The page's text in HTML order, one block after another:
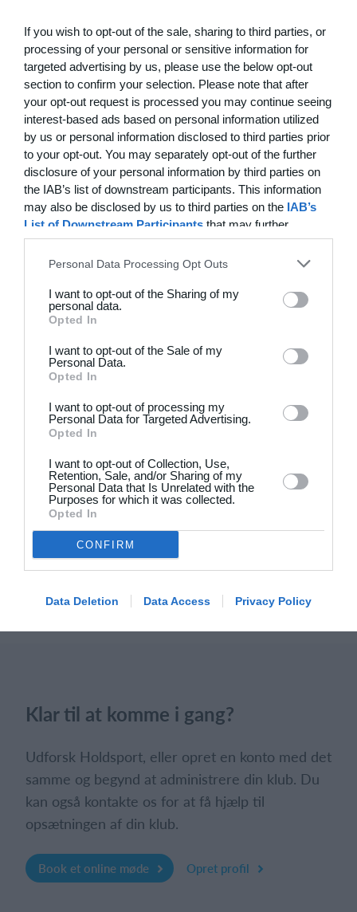
If you wish to opt-out of the sale, sharing to third parties, or
processing of your personal or sensitive information for
targeted advertising by us, please use the below opt-out
section to confirm your selection. Please note that after
your opt-out request is processed you may continue seeing
interest-based ads based on personal information utilized
by us or personal information disclosed to third parties prior
to your opt-out. You may separately opt-out of the further
disclosure of your personal information by third parties on
the IAB’s list of downstream participants. This information
may also be disclosed by us to third parties on the IAB’s
List of Downstream Participants that may further
disclose it to other third parties.
Personal Data Processing Opt Outs
I want to opt-out of the Sharing of my
personal data.
Opted In
I want to opt-out of the Sale of my
Personal Data.
Opted In
I want to opt-out of processing my
Personal Data for Targeted Advertising.
Opted In
I want to opt-out of Collection, Use,
Retention, Sale, and/or Sharing of my
Personal Data that Is Unrelated with the
Purposes for which it was collected.
Opted In
CONFIRM
Data Deletion Data Access Privacy Policy
22. juni
FC Internationale (Superveteran) 0 0 Fodboldorkestret
+47 Sæson 2026 Modstander
Brede IF - Det grå guld 3 1 Hørsholm
Hyrderne FC 3 3 Nordatlantisk DK
21. juni
BIF/ØHIK 7 0 Tranum GF
20. juni
19. juni
Drengene 1 4 FC Frederikberg
Fuglebjerg IF Oldboys 1 4 Slagelse B&I
Klar til at komme i gang?
Udforsk Holdsport, eller opret en konto med det
samme og begynd at administrere din klub. Du
kan også kontakte os for at få hjælp til
opsætningen af din klub.
Book et online møde Opret profil